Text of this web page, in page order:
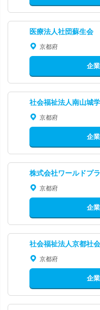
医療法人社団蘇生会
京都府
企
社会福祉法人南山城
京都府
企
株式会社ワールドプ
京都府
企
社会福祉法人京都社
京都府
企